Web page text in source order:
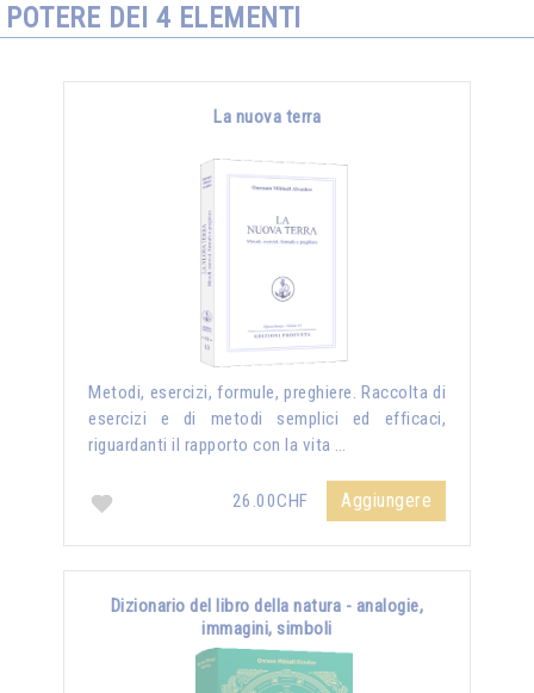
POTERE DEI 4 ELEMENTI
La nuova terra
Metodi, esercizi, formule, preghiere. Raccolta di
esercizi e di metodi semplici ed efficaci,
riguardanti il rapporto con la vita …
26.00CHF Aggiungere
Dizionario del libro della natura - analogie,
immagini, simboli